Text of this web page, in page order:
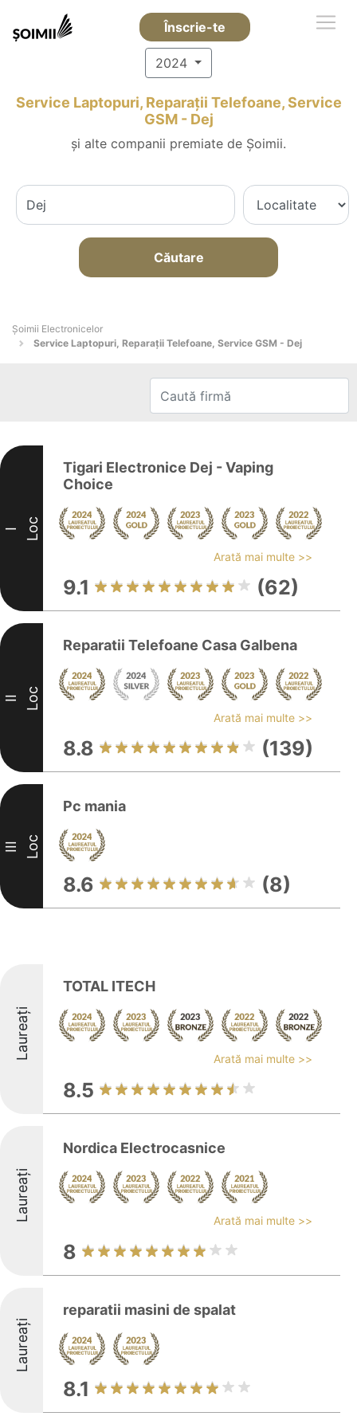
Înscrie-te
2024
Service Laptopuri, Reparații Telefoane, Service
GSM - Dej
și alte companii premiate de Șoimii.
Căutare
Șoimii Electronicelor
Service Laptopuri, Reparații Telefoane, Service GSM - Dej
I Loc
Tigari Electronice Dej - Vaping
Choice
Arată mai multe >>
9.1 (62)
II Loc
Reparatii Telefoane Casa Galbena
Arată mai multe >>
8.8 (139)
III Loc
Pc mania
8.6 (8)
Laureați
TOTAL ITECH
Arată mai multe >>
8.5
Laureați
Nordica Electrocasnice
Arată mai multe >>
8
Laureați
reparatii masini de spalat
8.1